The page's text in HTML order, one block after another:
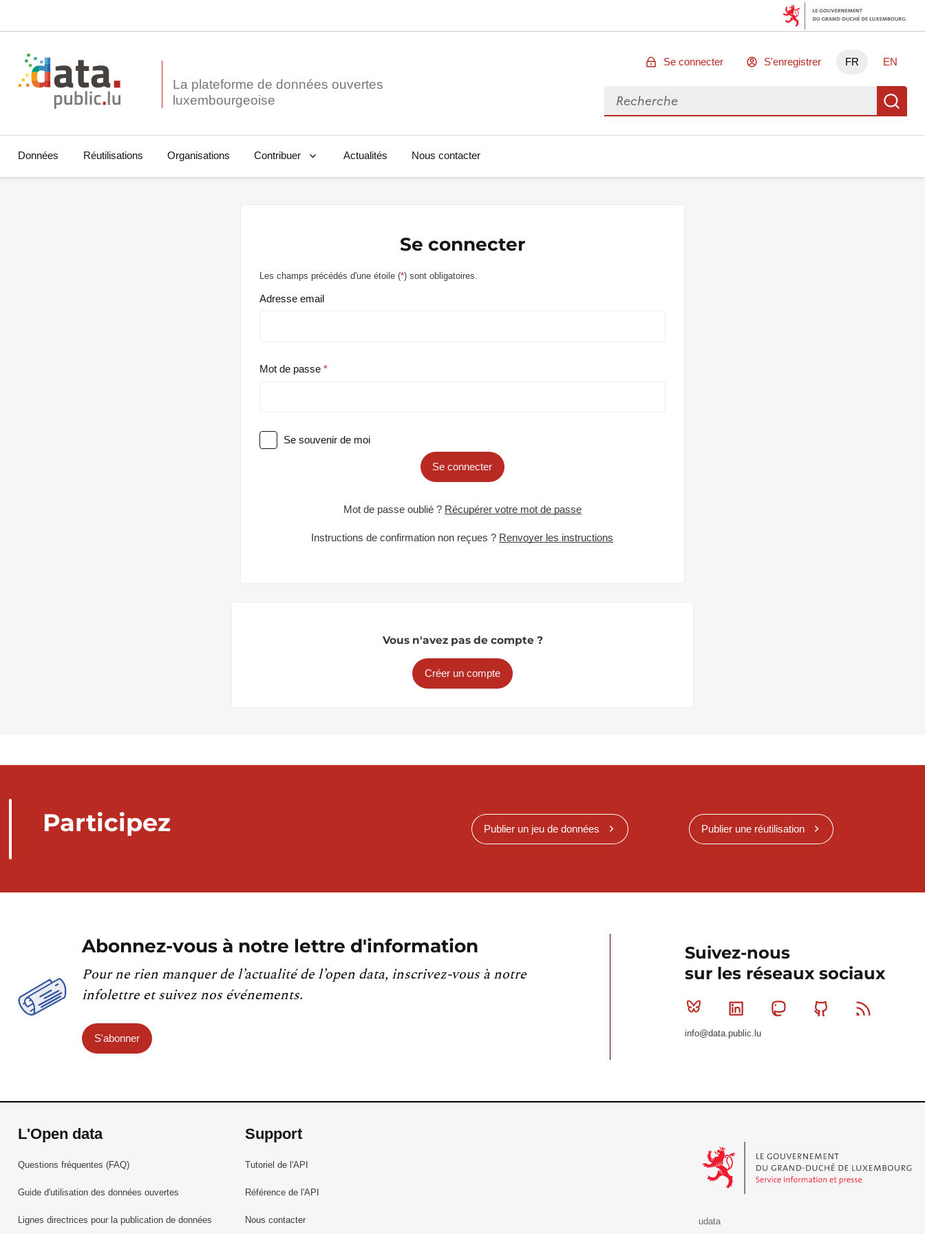
La plateforme de données ouvertes
Se connecter S'enregistrer FR EN
Rechercher des données
Données Réutilisations Organisations Contribuer Actualités Nous contacter
Se connecter
Les champs précédés d'une étoile (*) sont obligatoires.
Adresse email
Mot de passe
Se souvenir de moi
Se connecter
Mot de passe oublié ? Récupérer votre mot de passe
Instructions de confirmation non reçues ? Renvoyer les instructions
Vous n'avez pas de compte ?
Créer un compte
Participez Publier un jeu de données Publier une réutilisation
Abonnez-vous à notre lettre d'information
Pour ne rien manquer de l’actualité de l’open data, inscrivez-vous à notre
infolettre et suivez nos événements.
S'abonner
Suivez-nous
sur les réseaux sociaux
Bluesky Linkedin MastodonGithub
info@data.public.lu
L'Open data
Questions fréquentes (FAQ)
Guide d'utilisation des données ouvertes
Lignes directrices pour la publication de données
Support
Tutoriel de l'API
Référence de l'API
Nous contacter
udata